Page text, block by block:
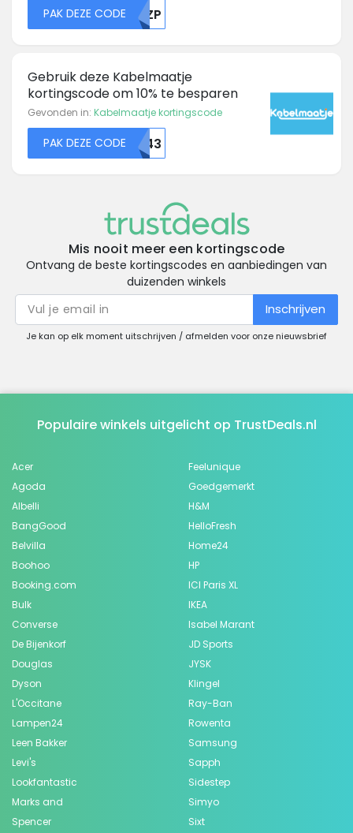
PAK DEZE CODE RKZP
Gebruik deze Kabelmaatje
kortingscode om 10% te besparen
Gevonden in: Kabelmaatje kortingscode
PAK DEZE CODE TE43
Mis nooit meer een kortingscode
Ontvang de beste kortingscodes en aanbiedingen van
duizenden winkels
Inschrijven
Je kan op elk moment uitschrijven / afmelden voor onze nieuwsbrief
Populaire winkels uitgelicht op TrustDeals.nl
Acer
Agoda
Albelli
BangGood
Belvilla
Boohoo
Booking.com
Bulk
Converse
De Bijenkorf
Douglas
Dyson
Feelunique
Goedgemerkt
H&M
HelloFresh
Home24
HP
ICI Paris XL
IKEA
Isabel Marant
JD Sports
JYSK
Klingel
L'Occitane
Lampen24
Leen Bakker
Levi's
Lookfantastic
Marks and
Spencer
Ray-Ban
Rowenta
Samsung
Sapph
Sidestep
Simyo
Sixt